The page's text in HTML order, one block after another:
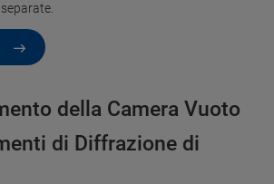
della Camera Vuoto
di Diffrazione di